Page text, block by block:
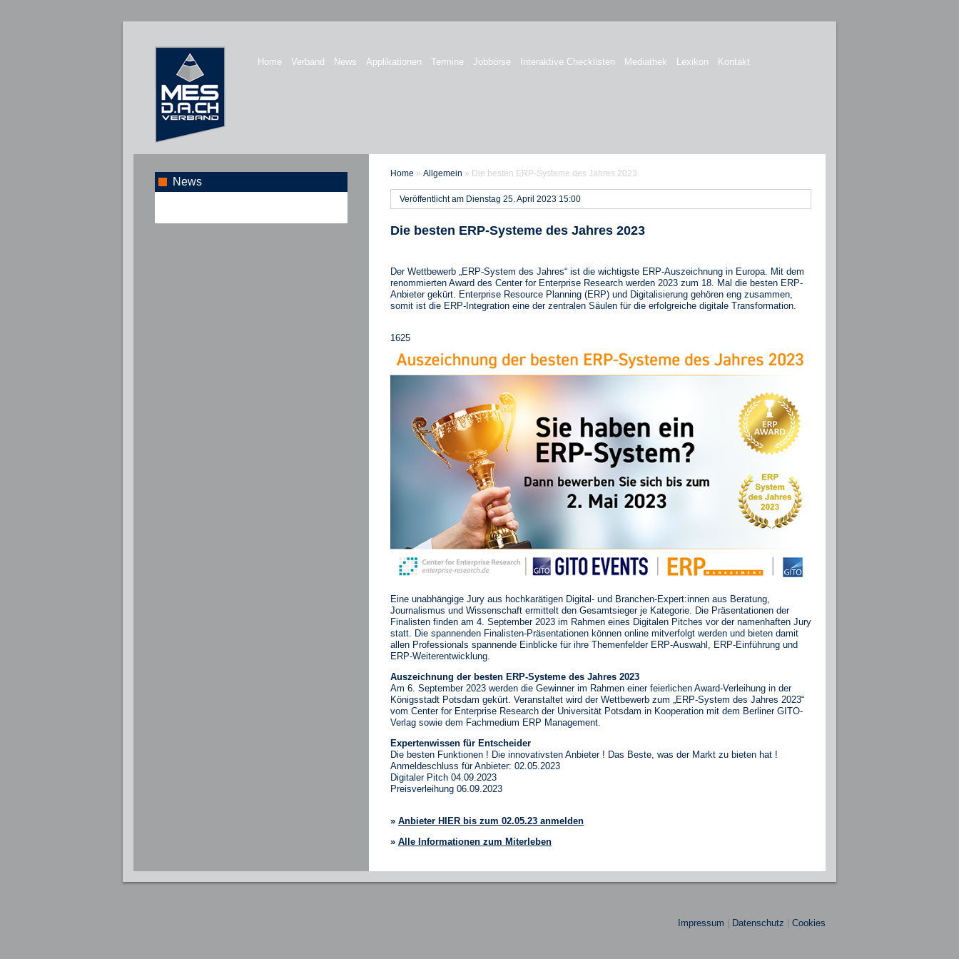
Home Verband News Applikationen Termine Jobbörse Interaktive Checklisten Mediathek Lexikon Kontakt
News
Home » Allgemein » Die besten ERP-Systeme des Jahres 2023
Veröffentlicht am Dienstag 25. April 2023 15:00
Die besten ERP-Systeme des Jahres 2023
Der Wettbewerb „ERP-System des Jahres“ ist die wichtigste ERP-Auszeichnung in Europa. Mit dem
renommierten Award des Center for Enterprise Research werden 2023 zum 18. Mal die besten ERP-
Anbieter gekürt. Enterprise Resource Planning (ERP) und Digitalisierung gehören eng zusammen,
somit ist die ERP-Integration eine der zentralen Säulen für die erfolgreiche digitale Transformation.
1625
Eine unabhängige Jury aus hochkarätigen Digital- und Branchen-Expert:innen aus Beratung,
Journalismus und Wissenschaft ermittelt den Gesamtsieger je Kategorie. Die Präsentationen der
Finalisten finden am 4. September 2023 im Rahmen eines Digitalen Pitches vor der namenhaften Jury
statt. Die spannenden Finalisten-Präsentationen können online mitverfolgt werden und bieten damit
allen Professionals spannende Einblicke für ihre Themenfelder ERP-Auswahl, ERP-Einführung und
ERP-Weiterentwicklung.
Auszeichnung der besten ERP-Systeme des Jahres 2023
Am 6. September 2023 werden die Gewinner im Rahmen einer feierlichen Award-Verleihung in der
Königsstadt Potsdam gekürt. Veranstaltet wird der Wettbewerb zum „ERP-System des Jahres 2023“
vom Center for Enterprise Research der Universität Potsdam in Kooperation mit dem Berliner GITO-
Verlag sowie dem Fachmedium ERP Management.
Expertenwissen für Entscheider
Die besten Funktionen ! Die innovativsten Anbieter ! Das Beste, was der Markt zu bieten hat !
Anmeldeschluss für Anbieter: 02.05.2023
Digitaler Pitch 04.09.2023
Preisverleihung 06.09.2023
» Anbieter HIER bis zum 02.05.23 anmelden
» Alle Informationen zum Miterleben
Impressum Datenschutz Cookies